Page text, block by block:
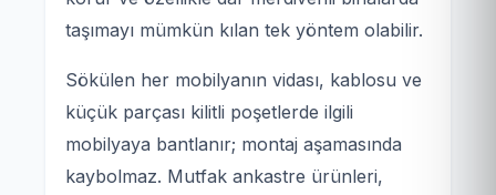
taşımayı mümkün kılan tek yöntem olabilir.
Sökülen her mobilyanın vidası, kablosu ve
küçük parçası kilitli poşetlerde ilgili
mobilyaya bantlanır; montaj aşamasında
kaybolmaz. Mutfak ankastre ürünleri,